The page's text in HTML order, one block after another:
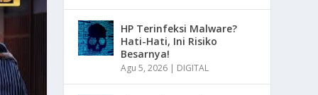
HP Terinfeksi Malware?
Hati-Hati, Ini Risiko
Besarnya!
Agu 5, 2026 | DIGITAL